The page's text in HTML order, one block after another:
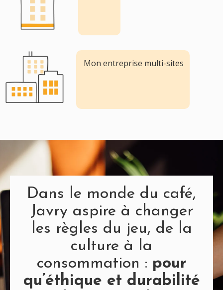
Mon entreprise multi-sites
Dans le monde du café,
Javry aspire à changer
les règles du jeu, de la
culture à la
consommation : pour
qu’éthique et durabilité